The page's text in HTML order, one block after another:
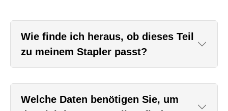
Wie finde ich heraus, ob dieses Teil
zu meinem Stapler passt?
Welche Daten benötigen Sie, um